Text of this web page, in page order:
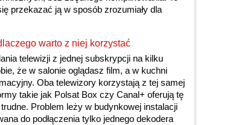
przekazać ją w sposób zrozumiały dla
warto z niej korzystać
telewizji z jednej subskrypcji na kilku
że w salonie oglądasz film, a w kuchni
Oba telewizory korzystają z tej samej
takie jak Polsat Box czy Canal+ oferują tę
Problem leży w budynkowej instalacji
do podłączenia tylko jednego dekodera